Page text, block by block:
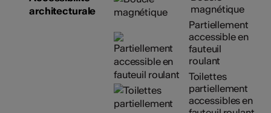
architecturale
magnétique
Partiellement
accessible en
fauteuil
roulant
Toilettes
partiellement
accessibles en